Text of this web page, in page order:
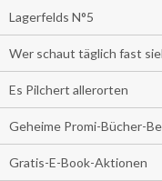
Lagerfelds N°5
Wer schaut täglich fast
Es Pilchert allerorten
Geheime Promi-Bücher-
Gratis-E-Book-Aktionen